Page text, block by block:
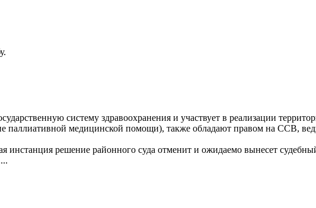
систему здравоохранения и участвует в реализации
паллиативной медицинской помощи), также обладают правом на ССВ,
решение районного суда отменит и ожидаемо вынесет